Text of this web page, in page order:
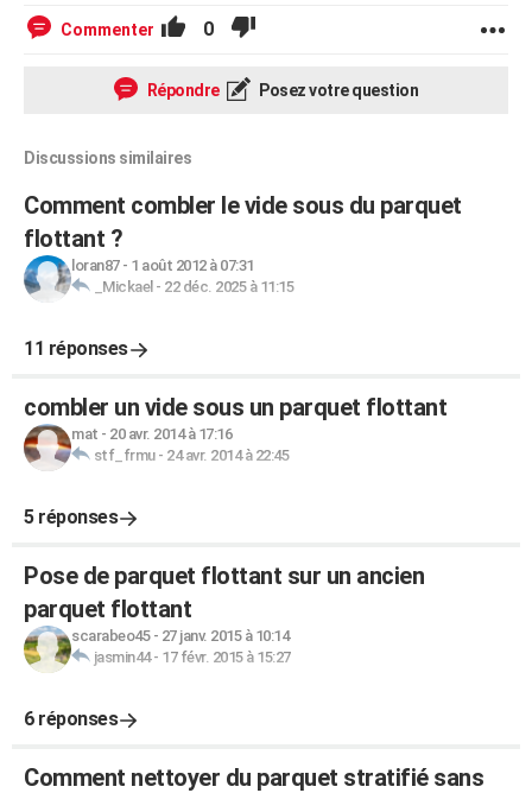
Bricolage
Lifestyle
Culture
Sport
Auto
Television
Voyage
Cinema Commenter 0
Répondre Posez votre question
Discussions similaires
Comment combler le vide sous du parquet
flottant ?
loran87- 1 août 2012 à 07:31
_Mickael - 22 déc. 2025 à 11:15
11 réponses
combler un vide sous un parquet flottant
mat - 20 avr. 2014 à 17:16
stf_frmu- 24 avr. 2014 à 22:45
5 réponses
Pose de parquet flottant sur un ancien
parquet flottant
scarabeo45- 27 janv. 2015 à 10:14
jasmin44- 17 févr. 2015 à 15:27
6 réponses
Comment nettoyer du parquet stratifié sans